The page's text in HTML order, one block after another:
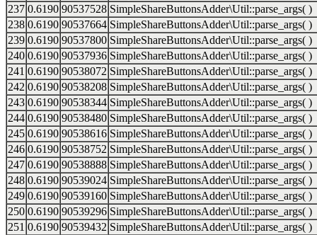
237 0.6190 90537528 SimpleShareButtonsAdder\Util::parse_args( )
238 0.6190 90537664 SimpleShareButtonsAdder\Util::parse_args( )
239 0.6190 90537800 SimpleShareButtonsAdder\Util::parse_args( )
240 0.6190 90537936 SimpleShareButtonsAdder\Util::parse_args( )
241 0.6190 90538072 SimpleShareButtonsAdder\Util::parse_args( )
242 0.6190 90538208 SimpleShareButtonsAdder\Util::parse_args( )
243 0.6190 90538344 SimpleShareButtonsAdder\Util::parse_args( )
244 0.6190 90538480 SimpleShareButtonsAdder\Util::parse_args( )
245 0.6190 90538616 SimpleShareButtonsAdder\Util::parse_args( )
246 0.6190 90538752 SimpleShareButtonsAdder\Util::parse_args( )
247 0.6190 90538888 SimpleShareButtonsAdder\Util::parse_args( )
248 0.6190 90539024 SimpleShareButtonsAdder\Util::parse_args( )
249 0.6190 90539160 SimpleShareButtonsAdder\Util::parse_args( )
250 0.6190 90539296 SimpleShareButtonsAdder\Util::parse_args( )
251 0.6190 90539432 SimpleShareButtonsAdder\Util::parse_args( )